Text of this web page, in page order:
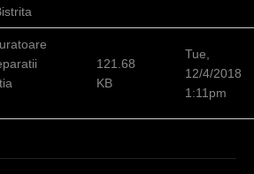
121.68
KB
Tue,
12/4/2018
1:11pm